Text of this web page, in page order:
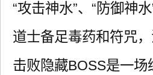
“攻击神水”、“防御神
道士备足毒药和符咒，
击败隐藏BOSS是一